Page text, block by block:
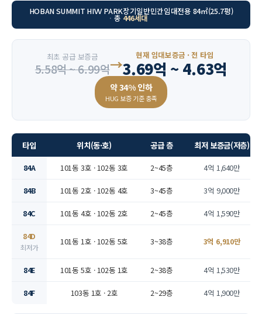
HOBAN SUMMIT HIVV PARK장기일반민간임대전용 84㎡(25.7평)
총446세대
최초 공급 보증금
5.58억 ~ 6.99억→ 현재 임대보증금 · 전 타입
3.69억 ~ 4.63억
약 34% 인하
HUG 보증 기준 충족
타입 위치(동·호) 공급 층 최저 보증금(저층)
84A 101동 3호 · 102동 3호 2~45층 4억 1,640만
84B 101동 2호 · 102동 4호 3~45층 3억 9,000만
84C 101동 4호 · 102동 2호 2~45층 4억 1,590만
84D
최저가
101동 1호 · 102동 5호 3~38층 3억 6,910만
84E 101동 5호 · 102동 1호 2~38층 4억 1,530만
84F 103동 1호 · 2호 2~29층 4억 1,900만